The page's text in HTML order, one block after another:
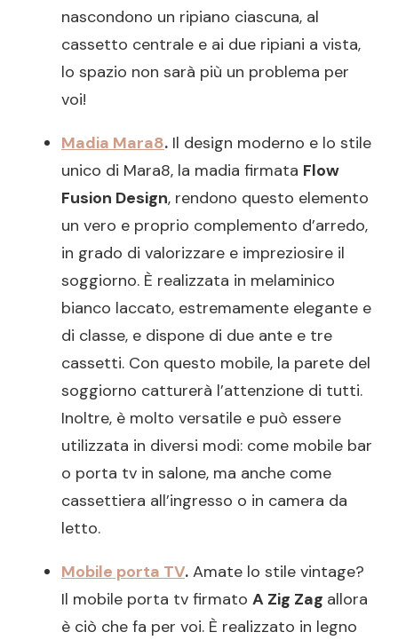
nascondono un ripiano ciascuna, al
cassetto centrale e ai due ripiani a vista,
lo spazio non sarà più un problema per
voi!
Madia Mara8. Il design moderno e lo stile
unico di Mara8, la madia firmata Flow
Fusion Design, rendono questo elemento
un vero e proprio complemento d’arredo,
in grado di valorizzare e impreziosire il
soggiorno. È realizzata in melaminico
bianco laccato, estremamente elegante e
di classe, e dispone di due ante e tre
cassetti. Con questo mobile, la parete del
soggiorno catturerà l’attenzione di tutti.
Inoltre, è molto versatile e può essere
utilizzata in diversi modi: come mobile bar
o porta tv in salone, ma anche come
cassettiera all’ingresso o in camera da
letto.
Mobile porta TV. Amate lo stile vintage?
Il mobile porta tv firmato A Zig Zag allora
è ciò che fa per voi. È realizzato in legno